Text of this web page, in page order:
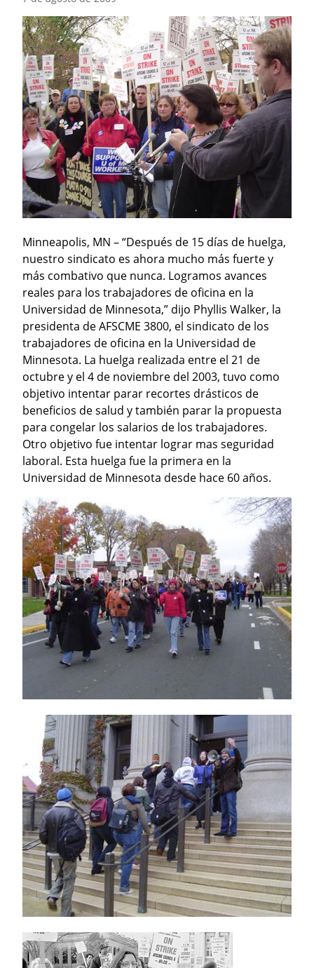
Minneapolis, MN – “Después de 15 días de huelga,
nuestro sindicato es ahora mucho más fuerte y
más combativo que nunca. Logramos avances
reales para los trabajadores de oficina en la
Universidad de Minnesota,” dijo Phyllis Walker, la
presidenta de AFSCME 3800, el sindicato de los
trabajadores de oficina en la Universidad de
Minnesota. La huelga realizada entre el 21 de
octubre y el 4 de noviembre del 2003, tuvo como
objetivo intentar parar recortes drásticos de
beneficios de salud y también parar la propuesta
para congelar los salarios de los trabajadores.
Otro objetivo fue intentar lograr mas seguridad
laboral. Esta huelga fue la primera en la
Universidad de Minnesota desde hace 60 años.